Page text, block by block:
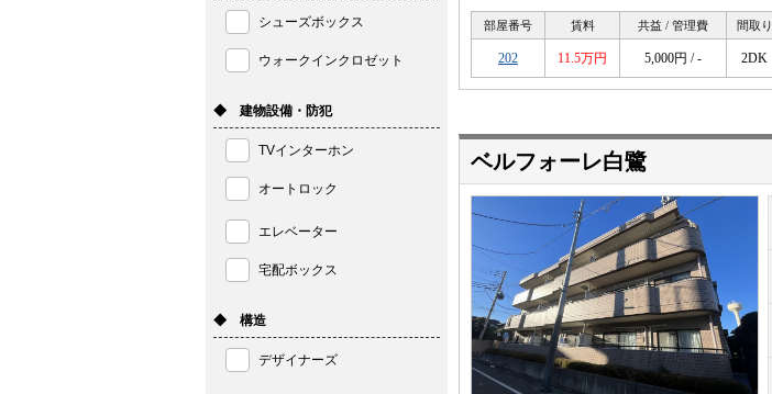
部屋番号 賃料 共益 / 管理費 間取り
202 11.5万円 5,000円 / - 2DK
ベルフォーレ白鷺
シューズボックス
ウォークインクロゼット
◆ 建物設備・防犯
TVインターホン
オートロック
エレベーター
宅配ボックス
◆ 構造
デザイナーズ